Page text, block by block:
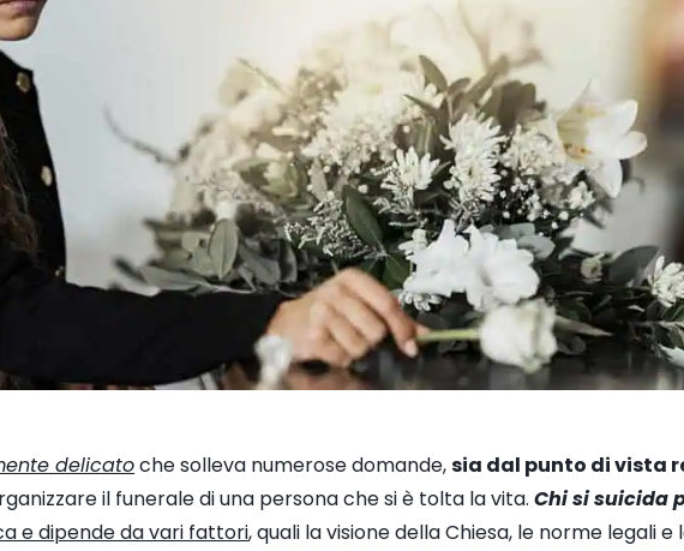
delicatoche solleva numerose domande,sia dal punto di vista
il funerale di una persona che si è tolta la vita.Chi si suicida
e dipende da vari fattori, quali la visione della Chiesa, le norme legali